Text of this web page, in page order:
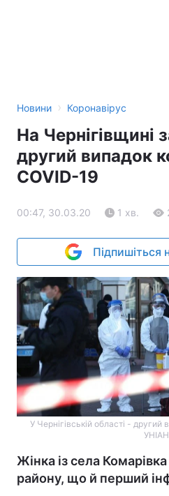
Новини › Коронавірус
На Чернігівщині
другий випадок
COVID-19
00:47, 30.03.20 1 хв.
Підпишіться
У Чернігівській області -
УНІАН
Жінка із села
району, що й перший